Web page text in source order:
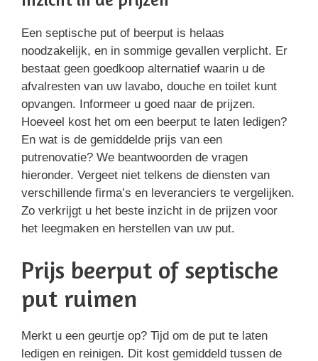
Een septische put of beerput is helaas
noodzakelijk, en in sommige gevallen verplicht. Er
bestaat geen goedkoop alternatief waarin u de
afvalresten van uw lavabo, douche en toilet kunt
opvangen. Informeer u goed naar de prijzen.
Hoeveel kost het om een beerput te laten ledigen?
En wat is de gemiddelde prijs van een
putrenovatie? We beantwoorden de vragen
hieronder. Vergeet niet telkens de diensten van
verschillende firma’s en leveranciers te vergelijken.
Zo verkrijgt u het beste inzicht in de prijzen voor
het leegmaken en herstellen van uw put.
Prijs beerput of septische
put ruimen
Merkt u een geurtje op? Tijd om de put te laten
ledigen en reinigen. Dit kost gemiddeld tussen de